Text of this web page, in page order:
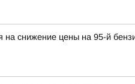
снижение цены на 95-й